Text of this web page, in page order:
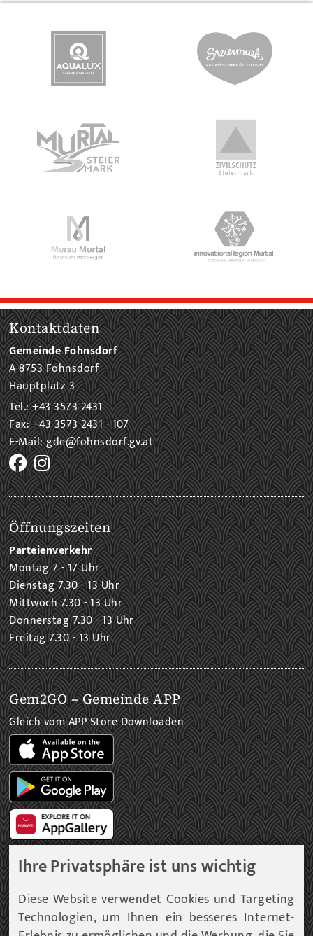
Ihre Privatsphäre ist uns wichtig
Diese Website verwendet Cookies und Targeting
Technologien, um Ihnen ein besseres Internet-
Kontaktdaten
Gemeinde Fohnsdorf
A-8753 Fohnsdorf
Hauptplatz 3
Tel.: +43 3573 2431
Fax: +43 3573 2431 - 107
E-Mail: gde@fohnsdorf.gv.at
Öffnungszeiten
Parteienverkehr
Montag 7 - 17 Uhr
Dienstag 7.30 - 13 Uhr
Mittwoch 7.30 - 13 Uhr
Donnerstag 7.30 - 13 Uhr
Freitag 7.30 - 13 Uhr
Gem2GO – Gemeinde APP
Gleich vom APP Store Downloaden
Gemeinde Newsletter
Immer am aktuellsten Informationsstand!